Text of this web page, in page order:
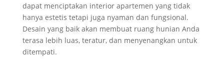
dapat menciptakan interior apartemen yang tidak
hanya estetis tetapi juga nyaman dan fungsional.
Desain yang baik akan membuat ruang hunian Anda
terasa lebih luas, teratur, dan menyenangkan untuk
ditempati.